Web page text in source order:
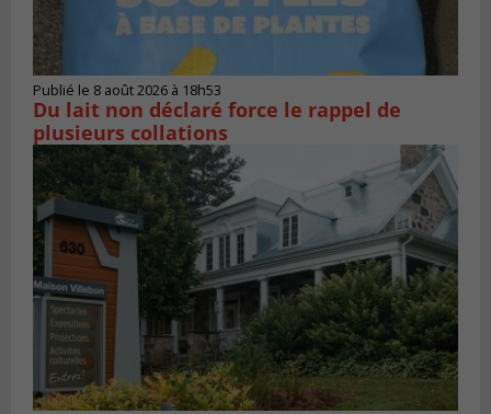
Publié le 8 août 2026 à 18h53
Du lait non déclaré force le rappel de
plusieurs collations